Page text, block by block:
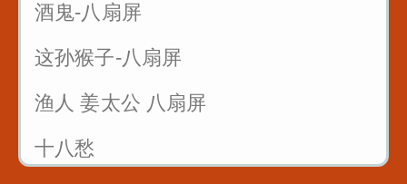
酒鬼-八扇屏
这孙猴子-八扇屏
渔人 姜太公 八扇屏
十八愁